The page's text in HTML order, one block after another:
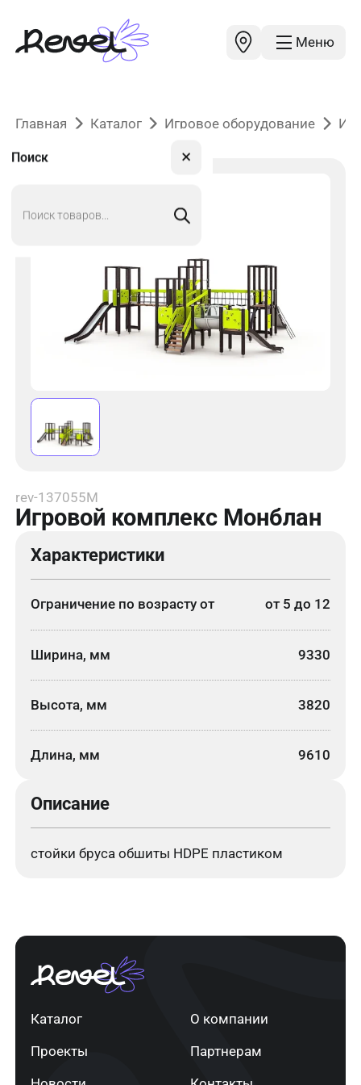
Меню
Поиск ✕
Главная Каталог Игровое оборудование
rev-137055M
Игровой комплекс Монблан
Характеристики
Ограничение по возрасту от от 5 до 12
Ширина, мм 9330
Высота, мм 3820
Длина, мм 9610
Описание
стойки бруса обшиты HDPE пластиком
Каталог
О компании
Проекты
Партнерам